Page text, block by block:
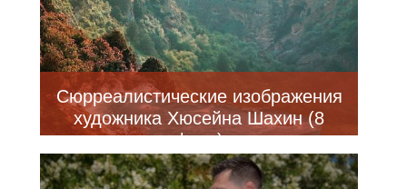
Сюрреалистические изображения
художника Хюсейна Шахин (8
фото)